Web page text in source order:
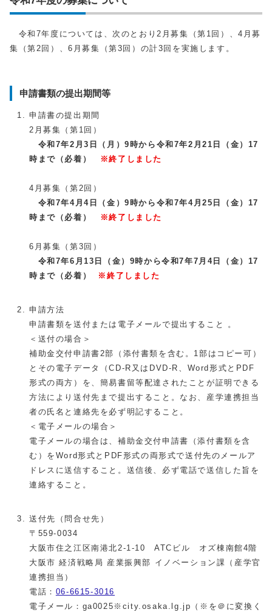
令和7年度については、次のとおり2月募集（第1回）、4月募
集（第2回）、6月募集（第3回）の計3回を実施します。
申請書類の提出期間等
申請書の提出期間
2月募集（第1回）
令和7年2月3日（月）9時から令和7年2月21日（金）17
時まで（必着）
※終了しました
4月募集（第2回）
令和7年4月4日（金）9時から令和7年4月25日（金）17
時まで（必着）
※終了しました
6月募集（第3回）
令和7年6月13日（金）9時から令和7年7月4日（金）17
時まで（必着）
※終了しました
申請方法
申請書類を送付または電子メールで提出すること 。
＜送付の場合＞
補助金交付申請書2部（添付書類を含む。1部はコピー可）
とその電子データ（CD-R又はDVD-R、Word形式とPDF
形式の両方）を、簡易書留等配達されたことが証明できる
方法により送付先まで提出すること。なお、産学連携担当
者の氏名と連絡先を必ず明記すること。
＜電子メールの場合＞
電子メールの場合は、補助金交付申請書（添付書類を含
む）をWord形式とPDF形式の両形式で送付先のメールア
ドレスに送信すること。送信後、必ず電話で送信した旨を
連絡すること。
送付先（問合せ先）
〒559-0034
大阪市住之江区南港北2-1-10 ATCビル オズ棟南館4階
大阪市 経済戦略局 産業振興部 イノベーション課（産学官
連携担当）
電話： 06-6615-3016
電子メール：ga0025※city.osaka.lg.jp（※を＠に変換く